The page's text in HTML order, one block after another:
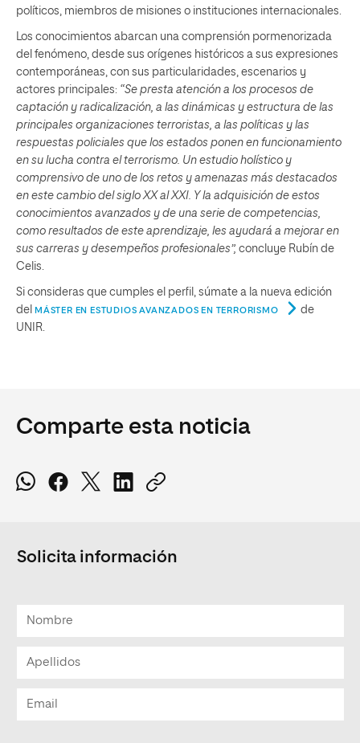
políticos, miembros de misiones o instituciones internacionales.
Los conocimientos abarcan una comprensión pormenorizada
del fenómeno, desde sus orígenes históricos a sus expresiones
contemporáneas, con sus particularidades, escenarios y
actores principales: “Se presta atención a los procesos de
captación y radicalización, a las dinámicas y estructura de las
principales organizaciones terroristas, a las políticas y las
respuestas policiales que los estados ponen en funcionamiento
en su lucha contra el terrorismo. Un estudio holístico y
comprensivo de uno de los retos y amenazas más destacados
en este cambio del siglo XX al XXI. Y la adquisición de estos
conocimientos avanzados y de una serie de competencias,
como resultados de este aprendizaje, les ayudará a mejorar en
sus carreras y desempeños profesionales”, concluye Rubín de
Celis.
Si consideras que cumples el perfil, súmate a la nueva edición
del
MÁSTER EN ESTUDIOS AVANZADOS EN TERRORISMO
de
UNIR.
Comparte esta noticia
Solicita información